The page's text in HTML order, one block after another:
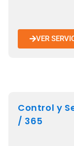
VER
Control y
/ 365